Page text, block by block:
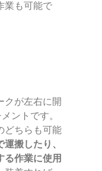
業も可能で
クが左右に開
ントです。
どちらも可能
搬したり、
る作業に使用